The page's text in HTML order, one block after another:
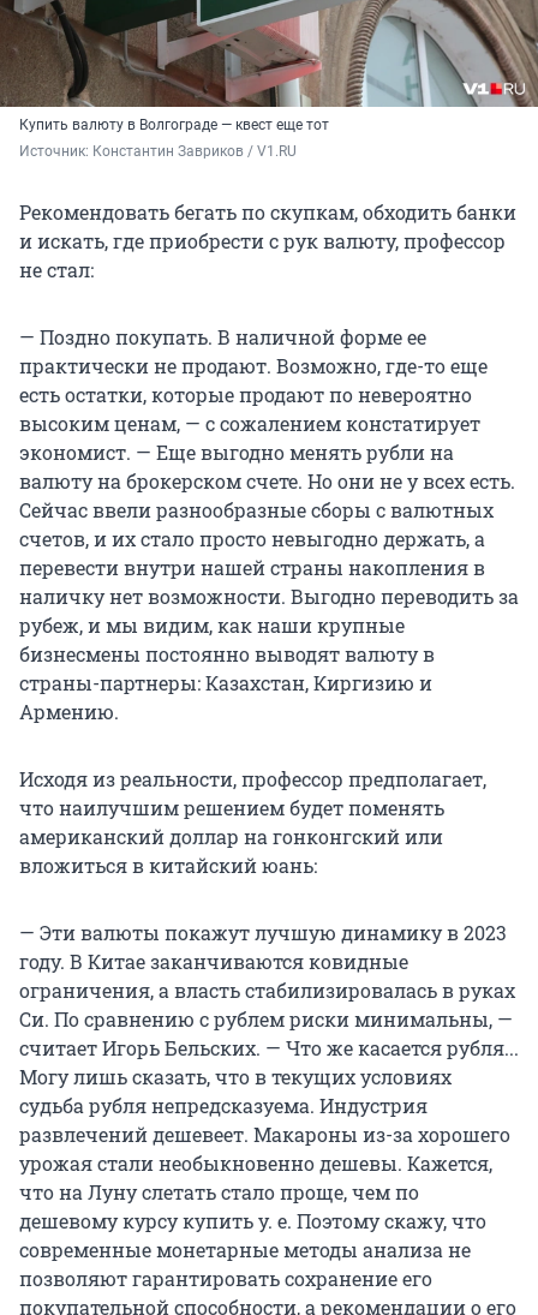
Купить валюту в Волгограде — квест еще тот
Источник: Константин Завриков / V1.RU
Рекомендовать бегать по скупкам, обходить банки
и искать, где приобрести с рук валюту, профессор
не стал:
— Поздно покупать. В наличной форме ее
практически не продают. Возможно, где-то еще
есть остатки, которые продают по невероятно
высоким ценам, — с сожалением констатирует
экономист. — Еще выгодно менять рубли на
валюту на брокерском счете. Но они не у всех есть.
Сейчас ввели разнообразные сборы с валютных
счетов, и их стало просто невыгодно держать, а
перевести внутри нашей страны накопления в
наличку нет возможности. Выгодно переводить за
рубеж, и мы видим, как наши крупные
бизнесмены постоянно выводят валюту в
страны-партнеры: Казахстан, Киргизию и
Армению.
Исходя из реальности, профессор предполагает,
что наилучшим решением будет поменять
американский доллар на гонконгский или
вложиться в китайский юань:
— Эти валюты покажут лучшую динамику в 2023
году. В Китае заканчиваются ковидные
ограничения, а власть стабилизировалась в руках
Си. По сравнению с рублем риски минимальны, —
считает Игорь Бельских. — Что же касается рубля...
Могу лишь сказать, что в текущих условиях
судьба рубля непредсказуема. Индустрия
развлечений дешевеет. Макароны из-за хорошего
урожая стали необыкновенно дешевы. Кажется,
что на Луну слетать стало проще, чем по
дешевому курсу купить у. е. Поэтому скажу, что
современные монетарные методы анализа не
позволяют гарантировать сохранение его
покупательной способности, а рекомендации о его